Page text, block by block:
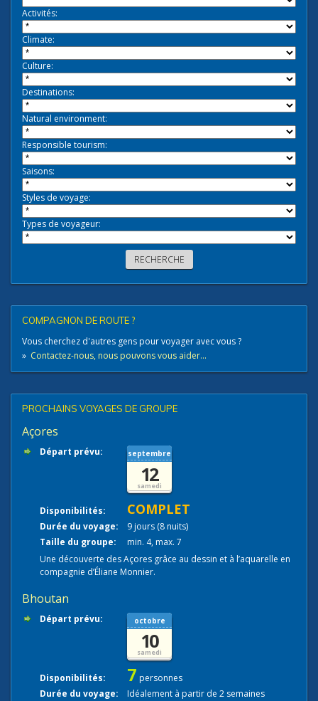
Activités:
Climate:
Culture:
Destinations:
Natural environment:
Responsible tourism:
Saisons:
Styles de voyage:
Types de voyageur:
COMPAGNON DE ROUTE ?
Vous cherchez d'autres gens pour voyager avec vous ?
» Contactez-nous, nous pouvons vous aider...
PROCHAINS VOYAGES DE GROUPE
Açores
Départ prévu: septembre
12
samedi
Disponibilités: COMPLET
Durée du voyage:
9 jours (8 nuits)
Taille du groupe:
min. 4, max. 7
Une découverte des Açores grâce au dessin et à l’aquarelle en
compagnie d’Éliane Monnier.
Bhoutan
Départ prévu: octobre
10
samedi
Disponibilités: 7 personnes
Durée du voyage:
Idéalement à partir de 2 semaines